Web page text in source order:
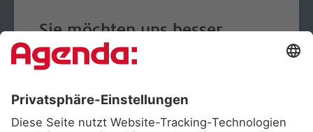
Sie möchten uns besser
kennenlernen?
Vereinbaren Sie einen Termin